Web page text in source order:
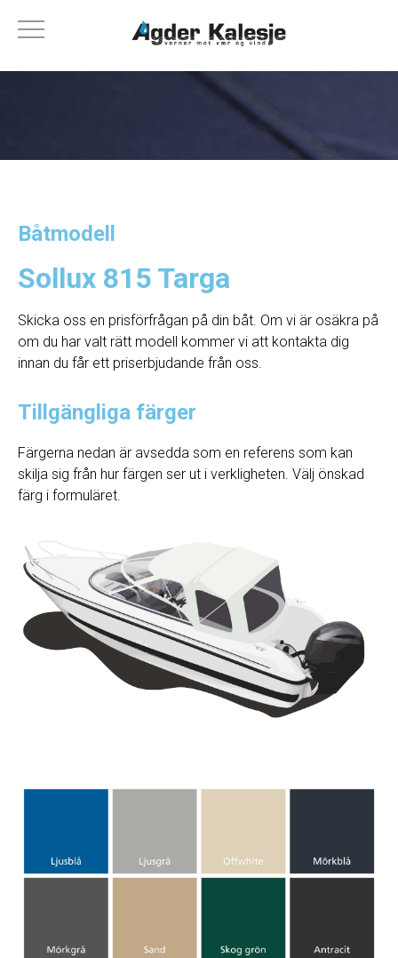
Båtmodell
Sollux 815 Targa
Skicka oss en prisförfrågan på din båt. Om vi ​​är osäkra på
om du har valt rätt modell kommer vi att kontakta dig
innan du får ett priserbjudande från oss.
Tillgängliga färger
Färgerna nedan är avsedda som en referens som kan
skilja sig från hur färgen ser ut i verkligheten. Välj önskad
färg i formuläret.